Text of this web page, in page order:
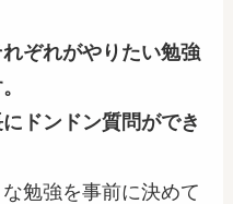
ぞれがやりたい勉強
ドンドン質問ができ
勉強を事前に決めて